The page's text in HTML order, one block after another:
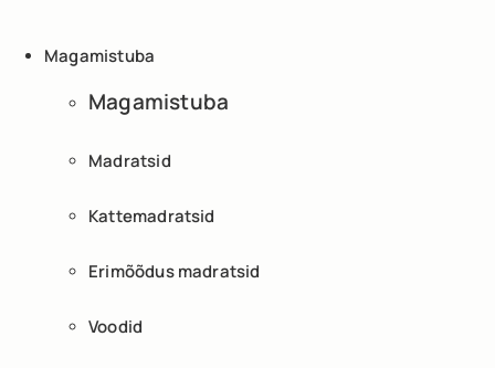
Magamistuba
Magamistuba
Madratsid
Kattemadratsid
Erimõõdus madratsid
Voodid